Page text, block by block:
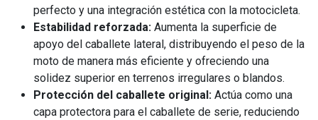
perfecto y una integración estética con la motocicleta.
Estabilidad reforzada: Aumenta la superficie de
apoyo del caballete lateral, distribuyendo el peso de la
moto de manera más eficiente y ofreciendo una
solidez superior en terrenos irregulares o blandos.
Protección del caballete original: Actúa como una
capa protectora para el caballete de serie, reduciendo